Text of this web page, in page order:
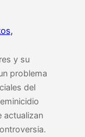
y su
problema
del
actualizan